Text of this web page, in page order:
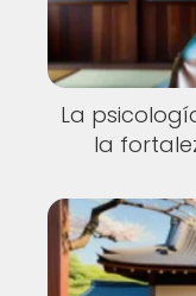
La
la